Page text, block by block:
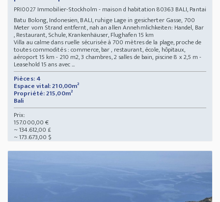
PRI0027 Immobilier-Stockholm - maison d habitation 80363 BALI, Pantai
Batu Bolong, Indonesien, BALI, ruhige Lage in gesicherter Gasse, 700
Meter vom Strand entfernt, nah an allen Annehmlichkeiten: Handel, Bar
, Restaurant, Schule, Krankenhäuser, Flughafen 15 km
Villa au calme dans ruelle sécurisée à 700 mètres de la plage, proche de
toutes commodités : commerce, bar , restaurant, école, hôpitaux,
aéroport 15 km - 210 m2, 3 chambres, 2 salles de bain, piscine 8 x 2,5 m -
Leasehold 15 ans avec ...
Pièces: 4
Espace vital: 210,00m²
Propriété: 215,00m²
Bali
Prix:
157.000,00 €
~ 134.612,00 £
~ 173.673,00 $